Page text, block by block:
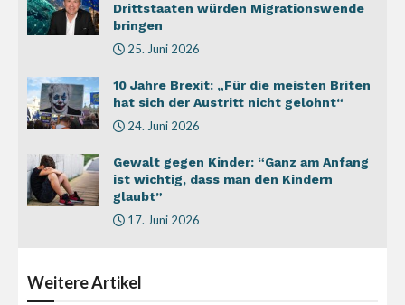
Drittstaaten würden Migrationswende
bringen
25. Juni 2026
10 Jahre Brexit: „Für die meisten Briten
hat sich der Austritt nicht gelohnt“
24. Juni 2026
Gewalt gegen Kinder: “Ganz am Anfang
ist wichtig, dass man den Kindern
glaubt”
17. Juni 2026
WeitereArtikel